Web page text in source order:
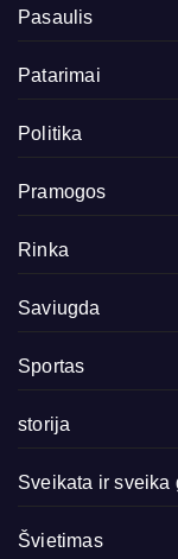
Pasaulis
Patarimai
Politika
Pramogos
Rinka
Saviugda
Sportas
storija
Sveikata ir sveika
Švietimas